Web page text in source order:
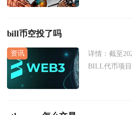
bill币空投了吗
详情： 截至
BILL代币项目